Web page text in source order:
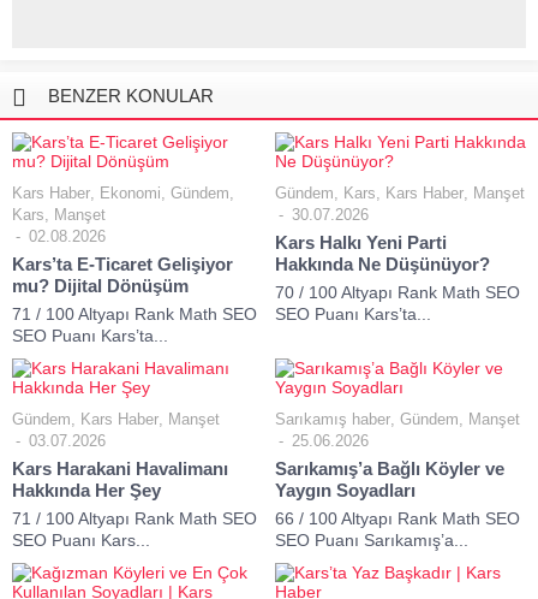
BENZER KONULAR
Kars Haber, Ekonomi, Gündem,
Kars, Manşet
02.08.2026
Kars’ta E-Ticaret Gelişiyor
mu? Dijital Dönüşüm
71 / 100 Altyapı Rank Math SEO
SEO Puanı Kars’ta...
Gündem, Kars, Kars Haber, Manşet
30.07.2026
Kars Halkı Yeni Parti
Hakkında Ne Düşünüyor?
70 / 100 Altyapı Rank Math SEO
SEO Puanı Kars’ta...
Gündem, Kars Haber, Manşet
03.07.2026
Kars Harakani Havalimanı
Hakkında Her Şey
71 / 100 Altyapı Rank Math SEO
SEO Puanı Kars...
Sarıkamış haber, Gündem, Manşet
25.06.2026
Sarıkamış’a Bağlı Köyler ve
Yaygın Soyadları
66 / 100 Altyapı Rank Math SEO
SEO Puanı Sarıkamış’a...